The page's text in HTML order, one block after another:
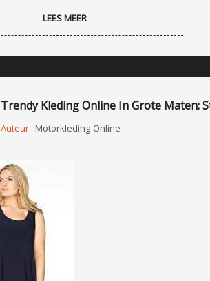
LEES MEER
Trendy Kleding Online In Grote Maten:
Auteur : Motorkleding-Online